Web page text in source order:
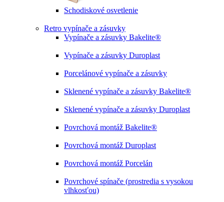
Schodiskové osvetlenie
Retro vypínače a zásuvky
Vypínače a zásuvky Bakelite®
Vypínače a zásuvky Duroplast
Porcelánové vypínače a zásuvky
Sklenené vypínače a zásuvky Bakelite®
Sklenené vypínače a zásuvky Duroplast
Povrchová montáž Bakelite®
Povrchová montáž Duroplast
Povrchová montáž Porcelán
Povrchové spínače (prostredia s vysokou
vlhkosťou)